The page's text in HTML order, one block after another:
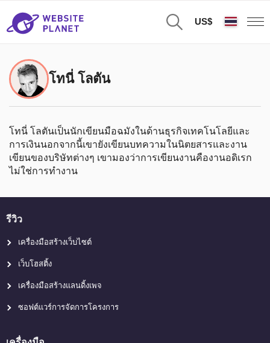
US$
โทนี่ โลตัน
โทนี่ โลตันเป็นนักเขียนมือฉมังในด้านธุรกิจเทคโนโลยีและ
การเงินนอกจากนี้เขายังเขียนบทความในนิตยสารและงาน
เขียนของบริษัทต่างๆ เขามองว่าการเขียนงานคืองานอดิเรก
ไม่ใช่การทำงาน
รีวิว
เครื่องมือสร้างเว็บไซต์
เว็บโฮสติ้ง
เครื่องมือสร้างแลนดิ้งเพจ
ซอฟต์แวร์การจัดการโครงการ